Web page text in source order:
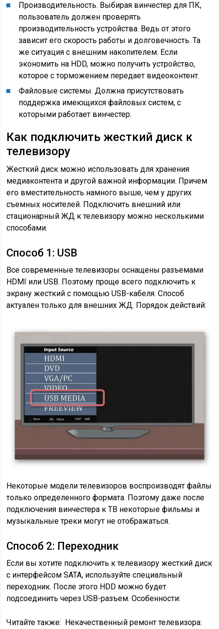
Производительность. Выбирая винчестер для ПК,
пользователь должен проверять
производительность устройства. Ведь от этого
зависит его скорость работы и долговечность. Та
же ситуация с внешним накопителем. Если
экономить на HDD, можно получить устройство,
которое с торможением передает видеоконтент.
Файловые системы. Должна присутствовать
поддержка имеющихся файловых систем, с
которыми работает винчестер.
Как подключить жесткий диск к
телевизору
Жесткий диск можно использовать для хранения
медиаконтента и другой важной информации. Причем
его вместительность намного выше, чем у других
съемных носителей. Подключить внешний или
стационарный ЖД к телевизору можно несколькими
способами.
Способ 1: USB
Все современные телевизоры оснащены разъемами
HDMI или USB. Поэтому проще всего подключить к
экрану жесткий с помощью USB-кабеля. Способ
актуален только для внешних ЖД. Порядок действий:
Некоторые модели телевизоров воспроизводят файлы
только определенного формата. Поэтому даже после
подключения винчестера к ТВ некоторые фильмы и
музыкальные треки могут не отображаться.
Способ 2: Переходник
Если вы хотите подключить к телевизору жесткий диск
с интерфейсом SATA, используйте специальный
переходник. После этого HDD можно будет
подсоединить через USB-разъем. Особенности:
Читайте также: Некачественный ремонт телевизора: